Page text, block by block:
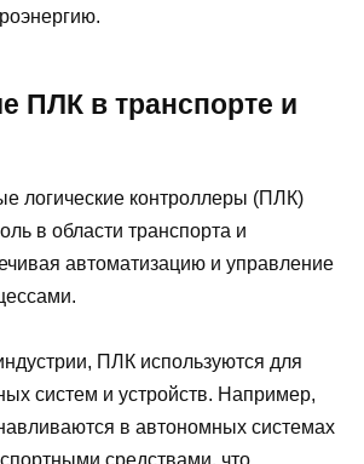
ПЛК в транспорте и
логические контроллеры (ПЛК)
в области транспорта и
автоматизацию и управление
ПЛК используются для
систем и устройств. Например,
в автономных системах
средствами, что